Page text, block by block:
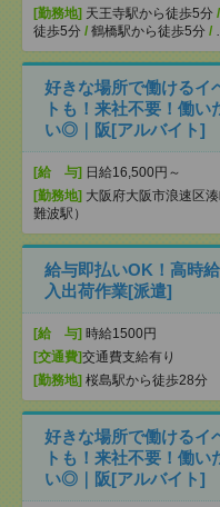
[勤務地] 天王寺駅から徒歩5分 /
徒歩5分 / 鶴橋駅から徒歩5分 /
好きな場所で働ける
トも！来社不要！働
い◎｜阪[アルバイト]
[給 与] 日給16,500円～
[勤務地] 大阪府大阪市浪速区
難波駅）
給与即払いOK！高時
入出荷作業[派遣]
[給 与] 時給1500円
[交通費]交通費支給有り
[勤務地] 桜島駅から徒歩28分
好きな場所で働ける
トも！来社不要！働
い◎｜阪[アルバイト]